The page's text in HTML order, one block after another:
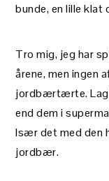
bunde, en lille
Tro mig, jeg har
årene, men ingen
jordbærtærte.
end dem i
Især det med den
jordbær.